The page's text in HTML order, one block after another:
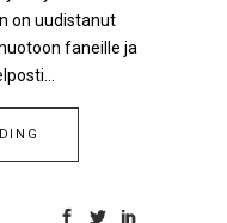
on uudistanut
faneille ja